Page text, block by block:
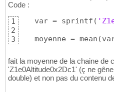
Code :
1
2
3
   var = sprintf
(
   moyenne = mean
(
fait la moyenne de la chaine de
'Z1e0Altitude0x2Dc1' (ç ne
double) et non pas du contenu